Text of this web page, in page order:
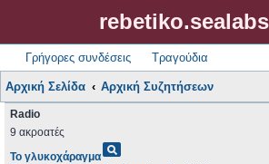
Γρήγορες συνδέσεις Τραγούδια
Αρχική Σελίδα Αρχική Συζητήσεων
Radio
9 ακροατές
Το γλυκοχάραγμαpageview